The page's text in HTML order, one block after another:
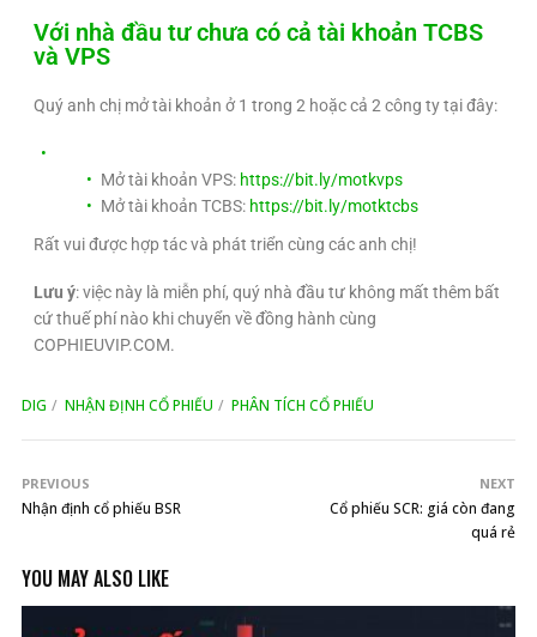
Với nhà đầu tư chưa có cả tài khoản TCBS
và VPS
Quý anh chị mở tài khoản ở 1 trong 2 hoặc cả 2 công ty tại đây:
Mở tài khoản VPS: https://bit.ly/motkvps
Mở tài khoản TCBS: https://bit.ly/motktcbs
Rất vui được hợp tác và phát triển cùng các anh chị!
Lưu ý: việc này là miễn phí, quý nhà đầu tư không mất thêm bất
cứ thuế phí nào khi chuyển về đồng hành cùng
COPHIEUVIP.COM.
DIG NHẬN ĐỊNH CỔ PHIẾU PHÂN TÍCH CỔ PHIẾU
PREVIOUS
Nhận định cổ phiếu BSR
NEXT
Cổ phiếu SCR: giá còn đang
quá rẻ
YOU MAY ALSO LIKE